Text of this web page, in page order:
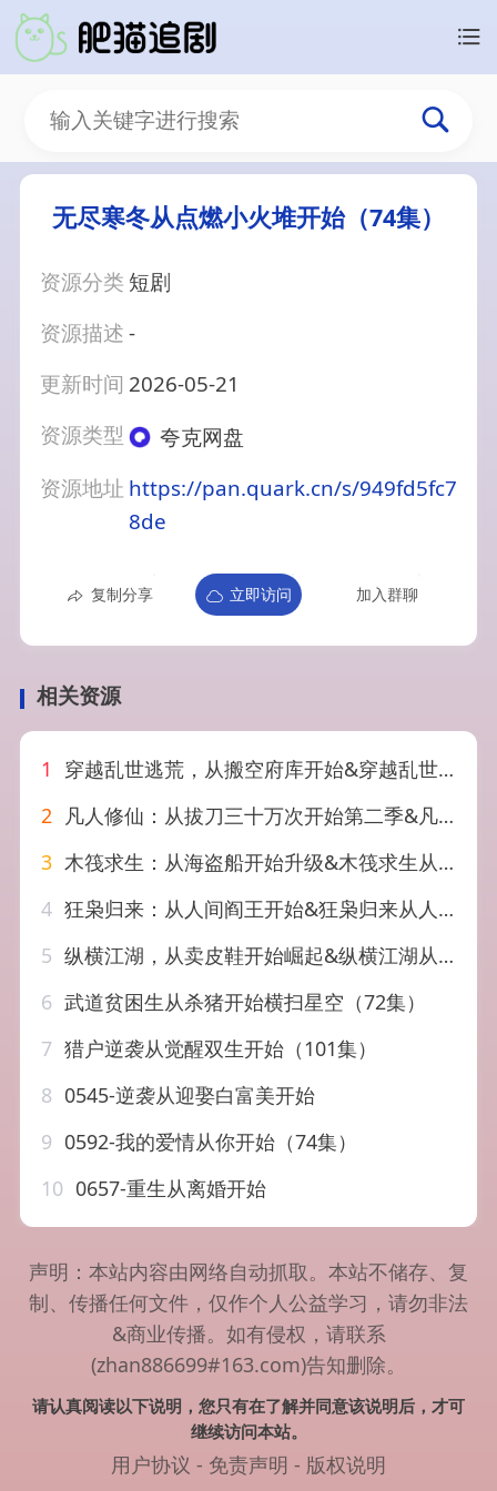
无尽寒冬从点燃小火堆开始（74集）
资源分类 短剧
资源描述-
更新时间 2026-05-21
资源类型
夸克网盘
资源地址 https://pan.quark.cn/s/949fd5fc7
8de
复制分享 立即访问 加入群聊
相关资源
1
穿越乱世逃荒，从搬空府库开始&穿越乱世逃荒从搬空府库开始（62集）AI短剧
2 凡人修仙：从拔刀三十万次开始第二季&凡人修仙从拔刀三十万次开始第二季（121集）AI短剧
3 木筏求生：从海盗船开始升级&木筏求生从海盗船开始升级（78集）AI短剧
4 狂枭归来：从人间阎王开始&狂枭归来从人间阎王开始（72集）岳玉航&李海蒂
5 纵横江湖，从卖皮鞋开始崛起&纵横江湖从卖皮鞋开始崛起（69集）姚奕太&余卓阳
6 武道贫困生从杀猪开始横扫星空（72集）
7 猎户逆袭从觉醒双生开始（101集）
8 0545-逆袭从迎娶白富美开始
9 0592-我的爱情从你开始（74集）
10 0657-重生从离婚开始
声明：本站内容由网络自动抓取。本站不储存、复
制、传播任何文件，仅作个人公益学习，请勿非法
&商业传播。如有侵权，请联系
(zhan886699#163.com)告知删除。
请认真阅读以下说明，您只有在了解并同意该说明后，才可
继续访问本站。
用户协议 - 免责声明 - 版权说明